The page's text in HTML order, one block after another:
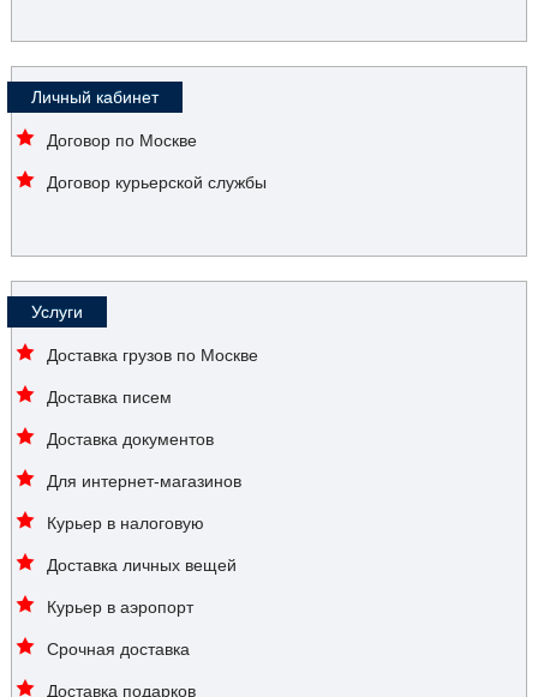
Личный кабинет
Договор по Москве
Договор курьерской службы
Услуги
Доставка грузов по Москве
Доставка писем
Доставка документов
Для интернет-магазинов
Курьер в налоговую
Доставка личных вещей
Курьер в аэропорт
Срочная доставка
Доставка подарков